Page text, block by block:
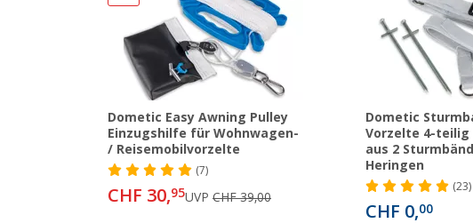
Dometic Easy Awning Pulley
Einzugshilfe für Wohnwagen-
/ Reisemobilvorzelte
(7)
CHF 30,95UVPCHF 39,00
Dometic
Vorzelte 4-teilig
aus 2
Heringen
(23)
CHF 0,00